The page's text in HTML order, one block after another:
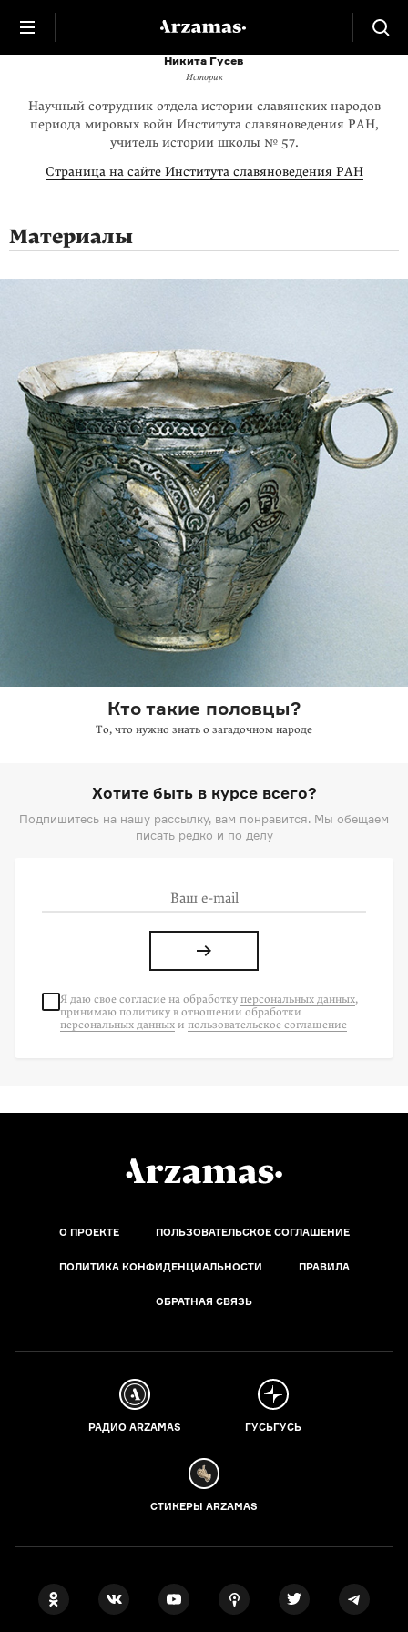
Никита Гусев
Историк
Научный сотрудник отдела истории славянских народов
периода мировых войн Института славяноведения РАН,
учитель истории школы № 57.
Страница на сайте Института славяноведения РАН
Материалы
Кто такие половцы?
То, что нужно знать о загадочном народе
Хотите быть в курсе всего?
Подпишитесь на нашу рассылку, вам понравится. Мы обещаем
писать редко и по делу
Я даю свое согласие на обработку персональных данных,
принимаю политику в отношении обработки
персональных данных и пользовательское соглашение
О ПРОЕКТЕ ПОЛЬЗОВАТЕЛЬСКОЕ СОГЛАШЕНИЕ
ПОЛИТИКА КОНФИДЕНЦИАЛЬНОСТИ ПРАВИЛА
ОБРАТНАЯ СВЯЗЬ
РАДИО ARZAMAS ГУСЬГУСЬ
СТИКЕРЫ ARZAMAS